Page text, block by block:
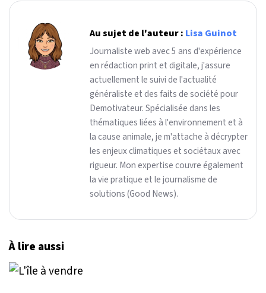
Au sujet de l'auteur : Lisa Guinot
Journaliste web avec 5 ans d'expérience
en rédaction print et digitale, j'assure
actuellement le suivi de l'actualité
généraliste et des faits de société pour
Demotivateur. Spécialisée dans les
thématiques liées à l'environnement et à
la cause animale, je m'attache à décrypter
les enjeux climatiques et sociétaux avec
rigueur. Mon expertise couvre également
la vie pratique et le journalisme de
solutions (Good News).
À lire aussi